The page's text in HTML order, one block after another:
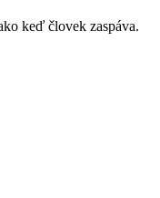
keď človek zaspáva.